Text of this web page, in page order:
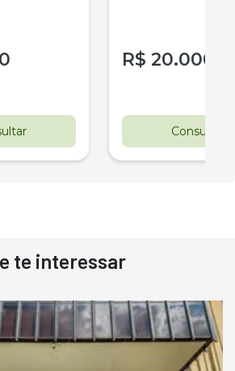
R$ 20.000
Consultar
te interessar